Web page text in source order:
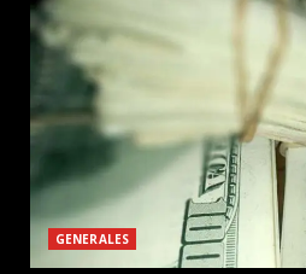
GENERALES